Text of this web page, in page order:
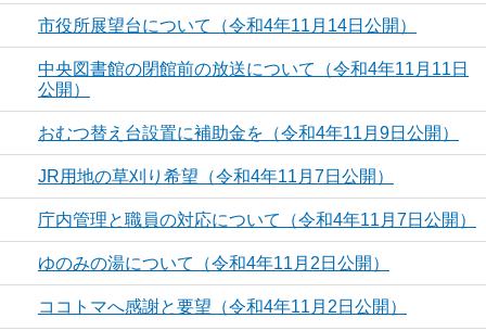
市役所展望台について（令和4年11月14日公開）
中央図書館の閉館前の放送について（令和4年11月11日
公開）
おむつ替え台設置に補助金を（令和4年11月9日公開）
JR用地の草刈り希望（令和4年11月7日公開）
庁内管理と職員の対応について（令和4年11月7日公開）
ゆのみの湯について（令和4年11月2日公開）
ココトマへ感謝と要望（令和4年11月2日公開）